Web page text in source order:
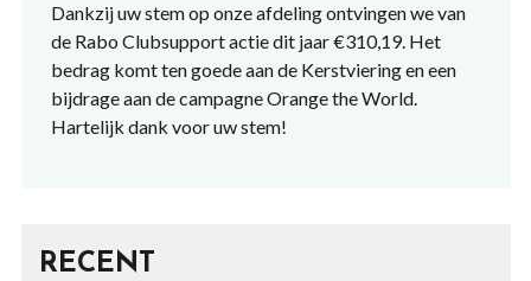
Dankzij uw stem op onze afdeling ontvingen we van
de Rabo Clubsupport actie dit jaar €310,19. Het
bedrag komt ten goede aan de Kerstviering en een
bijdrage aan de campagne Orange the World.
Hartelijk dank voor uw stem!
RECENT